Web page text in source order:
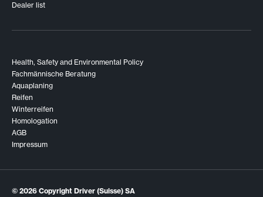
Dealer list
Health, Safety and Environmental Policy
Fachmännische Beratung
Aquaplaning
Reifen
Winterreifen
Homologation
AGB
Impressum
© 2026 Copyright Driver (Suisse) SA